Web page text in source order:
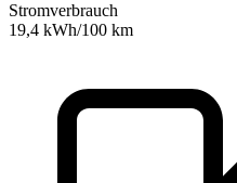
Stromverbrauch
19,4 kWh/100 km